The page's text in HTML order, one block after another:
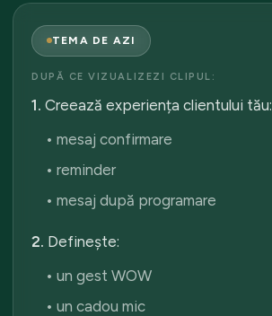
TEMA DE AZI
DUPĂ CE VIZUALIZEZI CLIPUL:
1. Creează experiența clientului tău:
• mesaj confirmare
• reminder
• mesaj după programare
2. Definește:
• un gest WOW
• un cadou mic